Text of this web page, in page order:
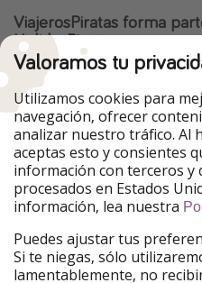
ViajerosPiratas forma
HolidayPirates
Nuestros mercados
PiratinViaggio
VakantiePiraten
VoyagesPirates
Urlaubspiraten
TravelPirates
Nuestro grupo
HolidayPirates Group
Conócenos mejor
Valoramos tu
Utilizamos cookies para
navegación, ofrecer
analizar nuestro tráfico. Al
aceptas esto y consientes
información con terceros y
procesados en Estados
información, lea nuestra
Puedes ajustar tus
Si te niegas, sólo
lamentablemente, no